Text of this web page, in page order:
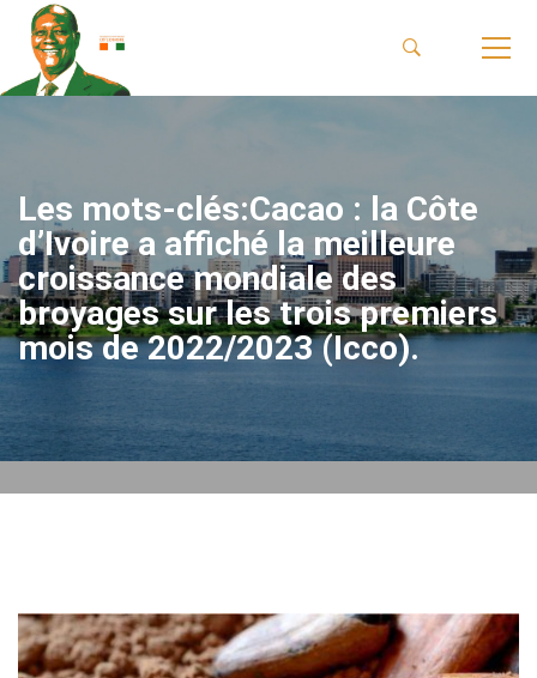
Les mots-clés:Cacao : la Côte
d’Ivoire a affiché la meilleure
croissance mondiale des
broyages sur les trois premiers
mois de 2022/2023 (Icco).